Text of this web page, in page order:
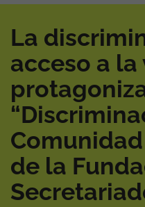
La
acceso a
Comunidad
de la